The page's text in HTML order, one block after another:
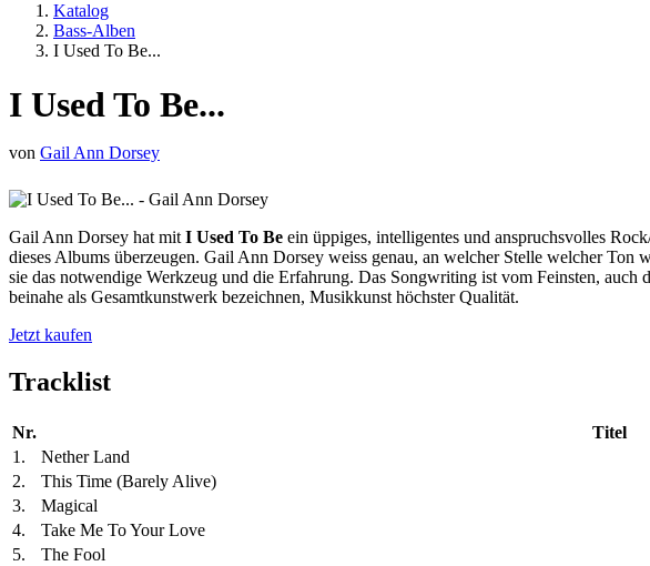
Katalog
Bass-Alben
I Used To Be...
I Used To Be...
von Gail Ann Dorsey
Gail Ann Dorsey hat mitI Used To Be ein üppiges, intelligentes und anspruchsvolles
dieses Albums überzeugen. Gail Ann Dorsey weiss genau, an welcher Stelle welcher
sie das notwendige Werkzeug und die Erfahrung. Das Songwriting ist vom Feinsten,
beinahe als Gesamtkunstwerk bezeichnen, Musikkunst höchster Qualität.
Jetzt kaufen
Tracklist
Nr. Titel
1.
Nether Land
2.
This Time (Barely Alive)
3.
Magical
4.
Take Me To Your Love
5.
The Fool